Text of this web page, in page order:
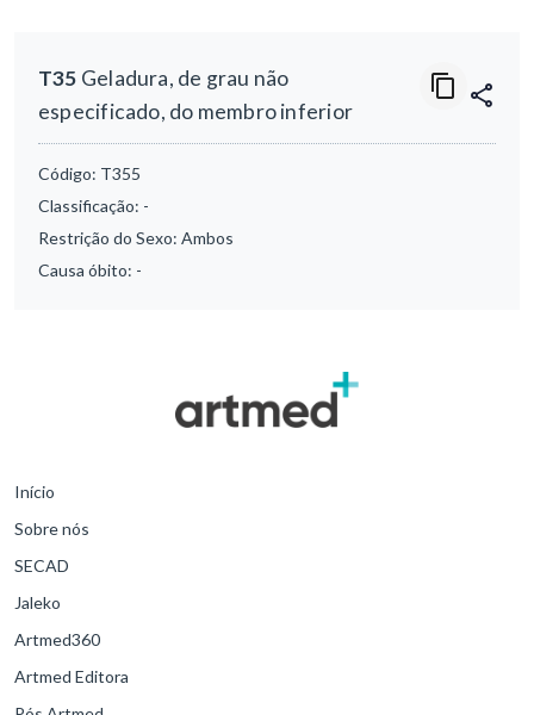
T35 Geladura, de grau não
especificado, do membro inferior
Código: T355
Classificação: -
Restrição do Sexo: Ambos
Causa óbito: -
Início
Sobre nós
SECAD
Jaleko
Artmed360
Artmed Editora